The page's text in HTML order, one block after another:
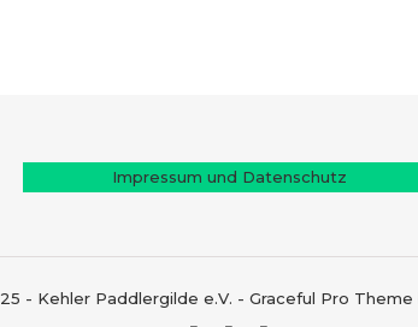
Impressum und Datenschutz
- Kehler Paddlergilde e.V. - Graceful Pro